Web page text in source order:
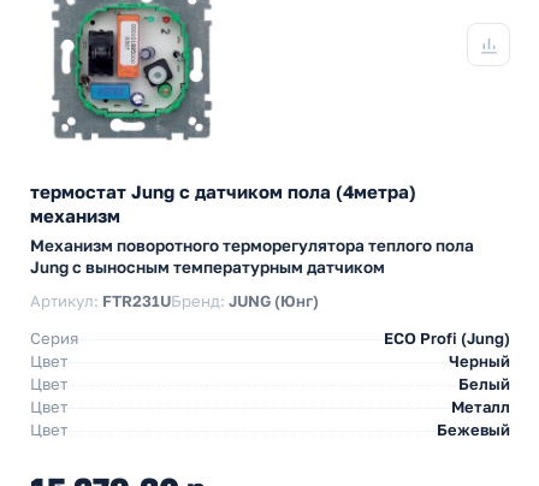
термостат Jung с датчиком пола (4метра)
механизм
Механизм поворотного терморегулятора теплого пола
Jung с выносным температурным датчиком
Артикул: FTR231UБренд: JUNG (Юнг)
Серия
ECO Profi (Jung)
Цвет
Черный
Цвет
Белый
Цвет
Металл
Цвет
Бежевый